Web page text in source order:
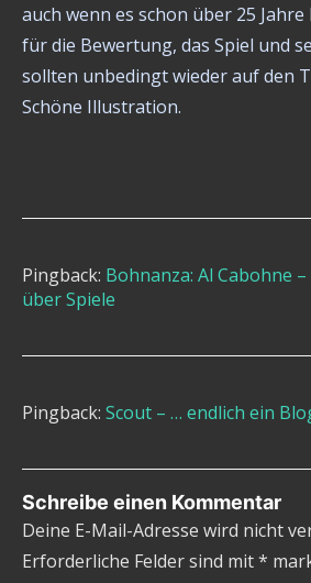
auch wenn es schon über 25
für die Bewertung, das Spiel und
sollten unbedingt wieder auf den
Schöne Illustration.
Pingback: Bohnanza: Al Cabohne
über Spiele
Pingback: Scout – … endlich ein
Schreibe einen Kommentar
Deine E-Mail-Adresse wird nicht
Erforderliche Felder sind mit*